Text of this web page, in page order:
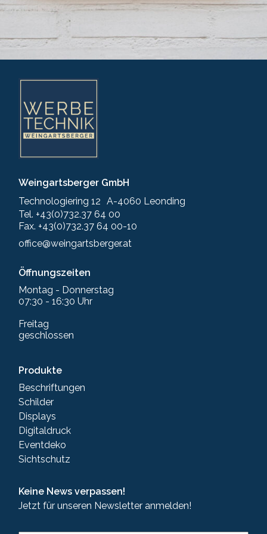
Weingartsberger GmbH
Technologiering 12 A-4060 Leonding
Tel. +43(0)732.37 64 00
Fax. +43(0)732.37 64 00-10
office@weingartsberger.at
Öffnungszeiten
Montag - Donnerstag
07:30 - 16:30 Uhr
Freitag
geschlossen
Produkte
Beschriftungen
Schilder
Displays
Digitaldruck
Eventdeko
Sichtschutz
Keine News verpassen!
Jetzt für unseren Newsletter anmelden!